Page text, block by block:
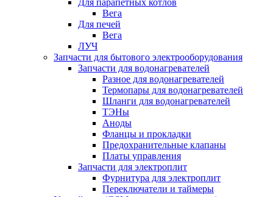
Для парапетных котлов
Вега
Для печей
Вега
ЛУЧ
Запчасти для бытового электрооборудования
Запчасти для водонагревателей
Разное для водонагревателей
Термопары для водонагревателей
Шланги для водонагревателей
ТЭНы
Аноды
Фланцы и прокладки
Предохранительные клапаны
Платы управления
Запчасти для электроплит
Фурнитура для электроплит
Переключатели и таймеры